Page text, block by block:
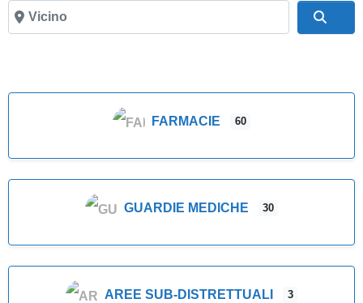
Vicino
FARMACIE 60
GUARDIE MEDICHE 30
AREE SUB-DISTRETTUALI 3